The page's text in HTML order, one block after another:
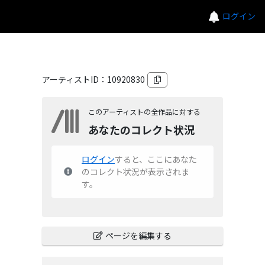
ログイン
アーティストID： 10920830
このアーティストの全作品に対する
あなたのコレクト状況
ログインすると、ここにあなた
のコレクト状況が表示されま
す。
ページを編集する